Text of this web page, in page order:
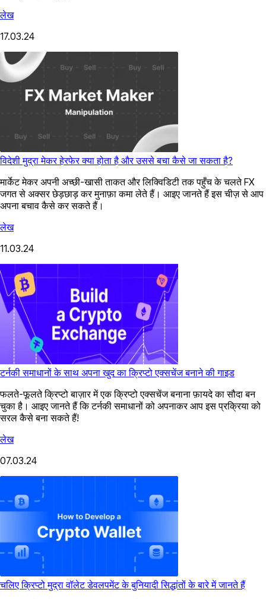
लेख
17.03.24
विदेशी मुद्रा मेकर हेरफेर क्या होता है और उससे बचा कैसे जा सकता है?
मार्केट मेकर अपनी अच्छी-खासी ताकत और लिक्विडिटी तक पहुँच के चलते FX
जगत से अक्सर छेड़छाड़ कर मुनाफ़ा कमा लेते हैं। आइए जानते हैं इस चीज़ से आप
अपना बचाव कैसे कर सकते हैं।
लेख
11.03.24
टर्नकी समाधानों के साथ अपना खुद का क्रिप्टो एक्सचेंज बनाने की गाइड
फलते-फूलते क्रिप्टो बाज़ार में एक क्रिप्टो एक्सचेंज बनाना फ़ायदे का सौदा बन
चुका है। आइए जानते हैं कि टर्नकी समाधानों को अपनाकर आप इस प्रक्रिया को
सरल कैसे बना सकते हैं!
लेख
07.03.24
चलिए क्रिप्टो मुद्रा वॉलेट डेवलपमेंट के बुनियादी सिद्धांतों के बारे में जानते हैं